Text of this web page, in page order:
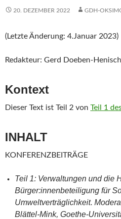
20. DEZEMBER 2022 GDH-
(Letzte Änderung: 4.Januar 2023)
Redakteur: Gerd Doeben-
Kontext
Dieser Text ist Teil 2 von Teil 1
INHALT
KONFERENZBEITRÄGE
Teil 1: Verwaltungen und die
Bürger:innenbeteiligung für
Umweltverträglichkeit.
Blättel-Mink, Goethe-